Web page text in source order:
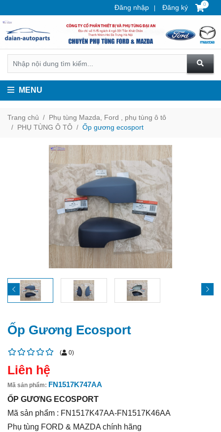
Đăng nhập Đăng ký 0
MENU
Trang chủ
Phụ tùng Mazda, Ford , phụ tùng ô tô
PHỤ TÙNG Ô TÔ
Ốp gương ecosport
Ốp Gương Ecosport
( 0)
Liên hệ
Mã sản phẩm: FN1517K747AA
ỐP GƯƠNG ECOSPORT
Mã sản phẩm : FN1517K47AA-FN1517K46AA
Phụ tùng FORD & MAZDA chính hãng